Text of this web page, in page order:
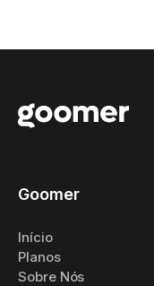
Goomer
Início
Planos
Sobre Nós